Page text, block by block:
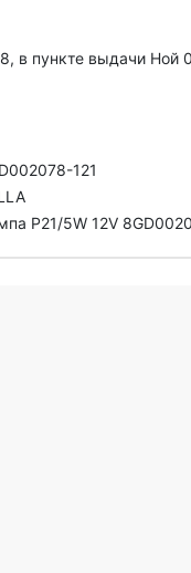
в пункте выдачи Ной
121
P21/5W 12V